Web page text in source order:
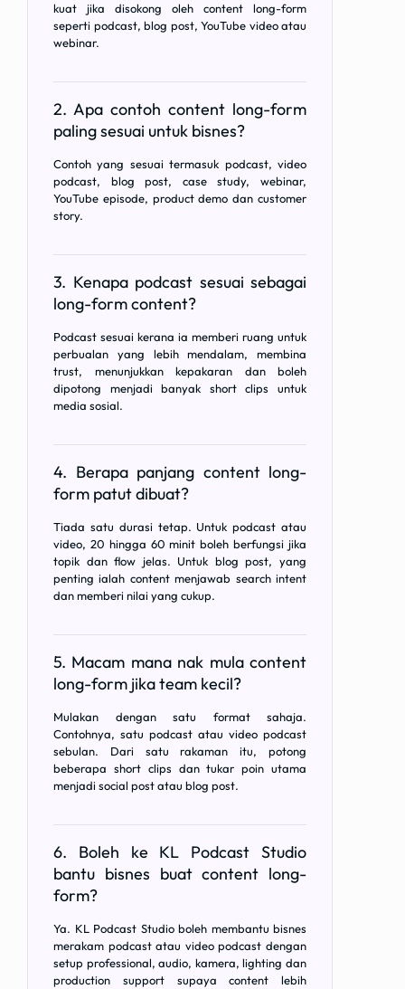
kuat jika disokong oleh content long-form
seperti podcast, blog post, YouTube video atau
webinar.
2. Apa contoh content long-form
paling sesuai untuk bisnes?
Contoh yang sesuai termasuk podcast, video
podcast, blog post, case study, webinar,
YouTube episode, product demo dan customer
story.
3. Kenapa podcast sesuai sebagai
long-form content?
Podcast sesuai kerana ia memberi ruang untuk
perbualan yang lebih mendalam, membina
trust, menunjukkan kepakaran dan boleh
dipotong menjadi banyak short clips untuk
media sosial.
4. Berapa panjang content long-
form patut dibuat?
Tiada satu durasi tetap. Untuk podcast atau
video, 20 hingga 60 minit boleh berfungsi jika
topik dan flow jelas. Untuk blog post, yang
penting ialah content menjawab search intent
dan memberi nilai yang cukup.
5. Macam mana nak mula content
long-form jika team kecil?
Mulakan dengan satu format sahaja.
Contohnya, satu podcast atau video podcast
sebulan. Dari satu rakaman itu, potong
beberapa short clips dan tukar poin utama
menjadi social post atau blog post.
6. Boleh ke KL Podcast Studio
bantu bisnes buat content long-
form?
Ya. KL Podcast Studio boleh membantu bisnes
merakam podcast atau video podcast dengan
setup professional, audio, kamera, lighting dan
production support supaya content lebih